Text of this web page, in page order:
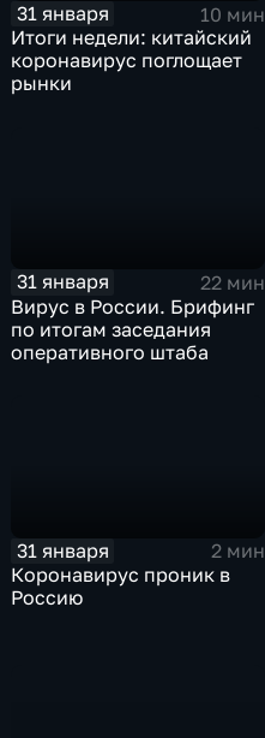
31 января
10 мин
Итоги недели: китайский
коронавирус поглощает
рынки
31 января
22 мин
Вирус в России. Брифинг
по итогам заседания
оперативного штаба
31 января
2 мин
Коронавирус проник в
Россию